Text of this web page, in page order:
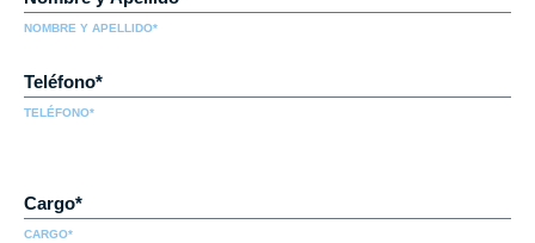
NOMBRE Y APELLIDO*
TELÉFONO*
CARGO*